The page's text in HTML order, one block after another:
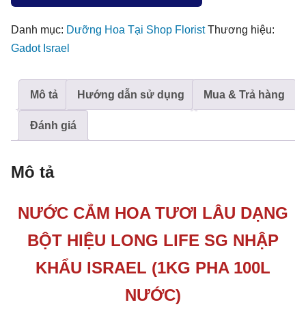
1KG
-
Giúp
Tươi
Lâu,
(pha
nước
hoa)
Danh mục: Dưỡng Hoa Tại Shop Florist Thương hiệu:
Gadot Israel
Mô tả Hướng dẫn sử dụng Mua & Trả hàng
Đánh giá
Mô tả
NƯỚC CẮM HOA TƯƠI LÂU DẠNG
BỘT HIỆU LONG LIFE SG NHẬP
KHẨU ISRAEL (1KG PHA 100L
NƯỚC)